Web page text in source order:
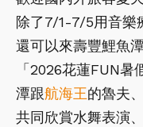
除了7/1-7/5用音樂
還可以來壽豐鯉魚
「2026花蓮FUN暑
潭跟航海王的魯夫
共同欣賞水舞表演